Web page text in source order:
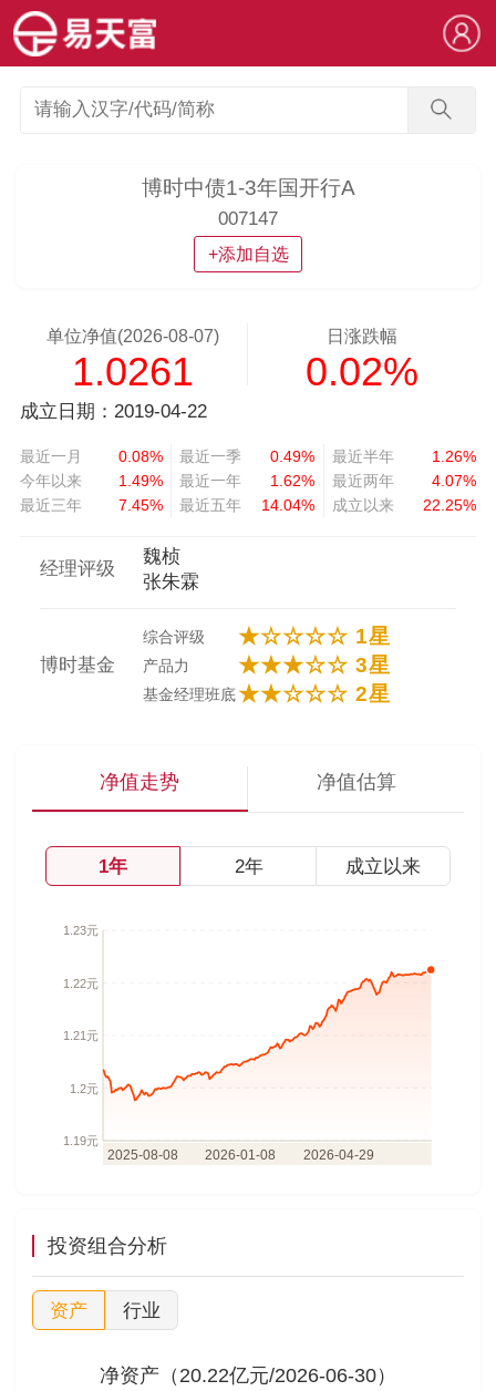
博时中债1-3年国开行A
007147
+添加自选
单位净值(2026-08-07)
1.0261
日涨跌幅
0.02%
成立日期：2019-04-22
最近一月 0.08% 最近一季 0.49% 最近半年
1.26%
今年以来
1.49% 最近一年 1.62% 最近两年
4.07%
最近三年
7.45% 最近五年 14.04% 成立以来 22.25%
经理评级
魏桢
张朱霖
博时基金
综合评级 ★☆☆☆☆ 1星
产品力 ★★★☆☆ 3星
基金经理班底★★☆☆☆ 2星
净值走势 净值估算
1年 2年 成立以来
投资组合分析
资产 行业
净资产（20.22亿元/2026-06-30）